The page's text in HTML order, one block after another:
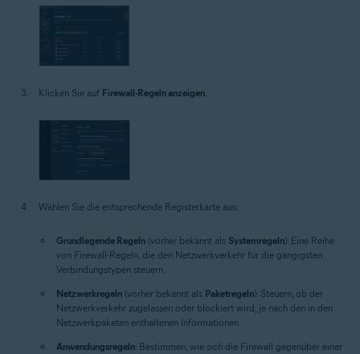
Klicken Sie auf Firewall-Regeln anzeigen
Wählen Sie die entsprechende Registerkarte aus:
Grundlegende Regeln (vorher bekannt als Systemregeln): Eine Reihe
von Firewall-Regeln, die den Netzwerkverkehr für die gängigsten
Verbindungstypen steuern.
Netzwerkregeln (vorher bekannt als Paketregeln): Steuern, ob der
Netzwerkverkehr zugelassen oder blockiert wird, je nach den in den
Netzwerkpaketen enthaltenen Informationen.
Anwendungsregeln: Bestimmen, wie sich die Firewall gegenüber einer